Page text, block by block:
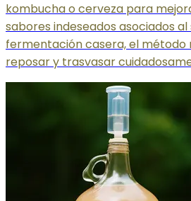
kombucha o cerveza para
sabores indeseados asociados al
fermentación casera, el método
reposar y trasvasar